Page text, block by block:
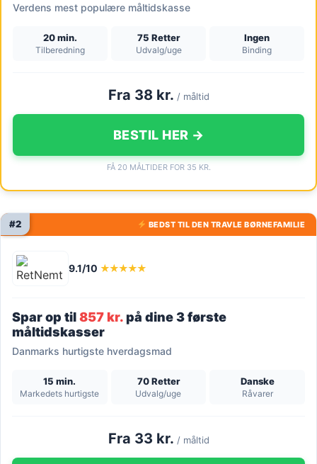
Verdens mest populære måltidskasse
20 min.
Tilberedning
75 Retter
Udvalg/uge
Ingen
Binding
Fra 38 kr. / måltid
BESTIL HER →
FÅ 20 MÅLTIDER FOR 35 KR.
BEDST TIL DEN TRAVLE BØRNEFAMILIE
#2
9.1/10 ★★★★★
Spar op til857 kr.på dine 3 første
måltidskasser
Danmarks hurtigste hverdagsmad
15 min.
Markedets hurtigste
70 Retter
Udvalg/uge
Danske
Råvarer
Fra 33 kr. / måltid